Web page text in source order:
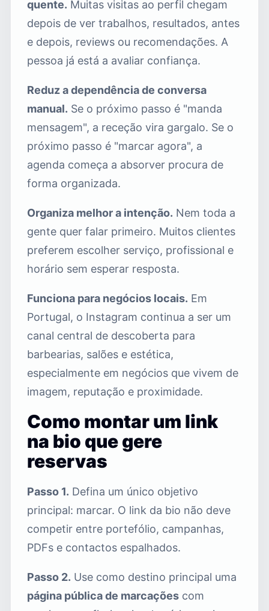
quente. Muitas visitas ao perfil chegam
depois de ver trabalhos, resultados, antes
e depois, reviews ou recomendações. A
pessoa já está a avaliar confiança.
Reduz a dependência de conversa
manual. Se o próximo passo é "manda
mensagem", a receção vira gargalo. Se o
próximo passo é "marcar agora", a
agenda começa a absorver procura de
forma organizada.
Organiza melhor a intenção. Nem toda a
gente quer falar primeiro. Muitos clientes
preferem escolher serviço, profissional e
horário sem esperar resposta.
Funciona para negócios locais. Em
Portugal, o Instagram continua a ser um
canal central de descoberta para
barbearias, salões e estética,
especialmente em negócios que vivem de
imagem, reputação e proximidade.
Como montar um link
na bio que gere
reservas
Passo 1. Defina um único objetivo
principal: marcar. O link da bio não deve
competir entre portefólio, campanhas,
PDFs e contactos espalhados.
Passo 2. Use como destino principal uma
página pública de marcações com